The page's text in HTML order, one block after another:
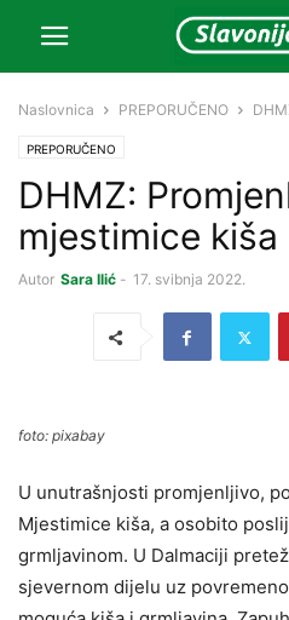
Naslovnica PREPORUČENO
PREPORUČENO
DHMZ:
mjestimice kiša
Autor Sara Ilić - 17. svibnja 2022.
foto: pixabay
U unutrašnjosti promjenljivo,
Mjestimice kiša, a osobito
grmljavinom. U Dalmaciji
sjevernom dijelu uz